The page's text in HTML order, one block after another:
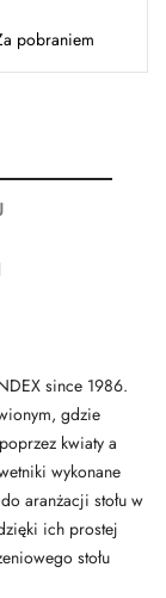
pobraniem
since 1986.
gdzie
kwiaty a
wykonane
aranżacji stołu w
ich prostej
stołu